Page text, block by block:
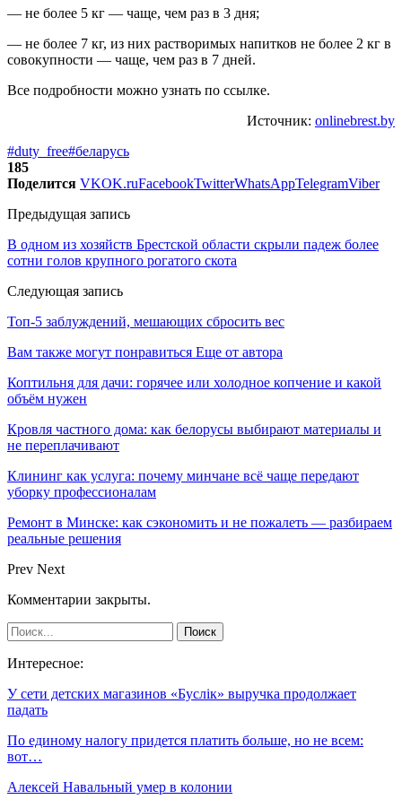
— не более 5 кг — чаще, чем раз в 3 дня;
— не более 7 кг, из них растворимых напитков не более 2 кг в
совокупности — чаще, чем раз в 7 дней.
Все подробности можно узнать по ссылке.
Источник: onlinebrest.by
#duty_free#беларусь
185
Поделится VKOK.ruFacebookTwitterWhatsAppTelegramViber
Предыдущая запись
В одном из хозяйств Брестской области скрыли падеж более
сотни голов крупного рогатого скота
Следующая запись
Топ-5 заблуждений, мешающих сбросить вес
Вам также могут понравиться Еще от автора
Коптильня для дачи: горячее или холодное копчение и какой
объём нужен
Кровля частного дома: как белорусы выбирают материалы и
не переплачивают
Клининг как услуга: почему минчане всё чаще передают
уборку профессионалам
Ремонт в Минске: как сэкономить и не пожалеть — разбираем
реальные решения
Prev Next
Комментарии закрыты.
Интересное:
У сети детских магазинов «Буслiк» выручка продолжает
падать
По единому налогу придется платить больше, но не всем:
вот…
Алексей Навальный умер в колонии